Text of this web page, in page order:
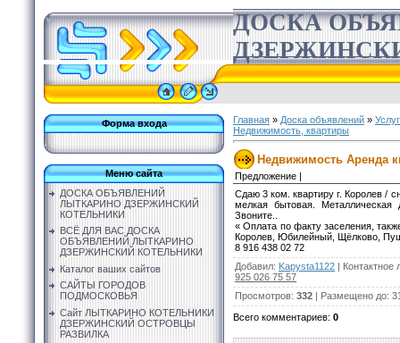
ДОСКА
Форма входа
Меню сайта
ДОСКА ОБЪЯВЛЕНИЙ
ЛЫТКАРИНО ДЗЕРЖИНСКИЙ
КОТЕЛЬНИКИ
ВСЁ ДЛЯ ВАС ДОСКА
ОБЪЯВЛЕНИЙ ЛЫТКАРИНО
ДЗЕРЖИНСКИЙ КОТЕЛЬНИКИ
Каталог ваших сайтов
САЙТЫ ГОРОДОВ
ПОДМОСКОВЬЯ
Сайт ЛЫТКАРИНО КОТЕЛЬНИКИ
ДЗЕРЖИНСКИЙ ОСТРОВЦЫ
РАЗВИЛКА
Главная » Доска объявлений »
Недвижимость, квартиры
Недвижимость Аренда
Предложение |
Сдаю 3 ком. квартиру г. Королев /
мелкая бытовая.
Звоните..
« Оплата по факту заселения,
Королев, Юбилейный, Щёлково,
8 916 438 02 72
Добавил: Kapysta1122 | Контактное
925 026 75 57
Просмотров: 332 | Размещено до:
Всего комментариев: 0